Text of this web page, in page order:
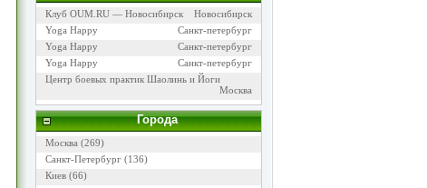
Клуб OUM.RU — Новосибирск
Новосибирск
Yoga Happy
Санкт-петербург
Yoga Happy
Санкт-петербург
Yoga Happy
Санкт-петербург
Центр боевых практик Шаолинь и Йоги
Москва
Города
Москва (269)
Санкт-Петербург(136)
Киев(66)